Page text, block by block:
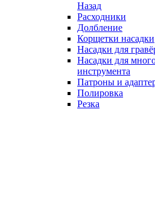
Назад
Расходники
Долбление
Корщетки насадки
Насадки для
Насадки для
инструмента
Патроны и
Полировка
Резка